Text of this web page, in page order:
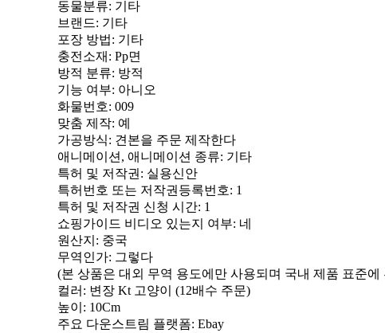
동물분류: 기타
브랜드: 기타
포장 방법: 기타
충전소재 : Pp면
방적 분류: 방적
기능 여부: 아니오
화물번호: 009
맞춤 제작: 예
가공방식: 견본을 주문 제작한다
애니메이션, 애니메이션 종류: 기타
특허 및 저작권 : 실용신안
특허번호 또는 저작권등록번호: 1
특허 및 저작권 신청 시간: 1
쇼핑가이드 비디오 있는지 여부: 네
원산지 : 중국
무역인가: 그렇다
(본 상품은 대외 무역 용도에만 사용되며 국내 제품 표준
컬러 : 변장 Kt 고양이 (12배수 주문)
높이 : 10Cm
주요 다운스트림 플랫폼: Ebay